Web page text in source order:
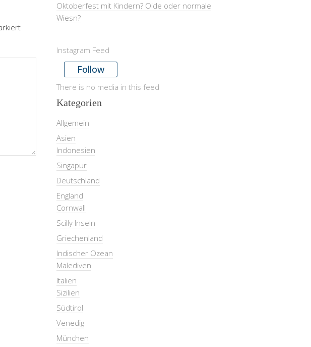
Oktoberfest mit Kindern? Oide oder normale
Wiesn?
Instagram Feed
Follow
There is no media in this feed
Kategorien
Allgemein
Asien
Indonesien
Singapur
Deutschland
England
Cornwall
Scilly Inseln
Griechenland
Indischer Ozean
Malediven
Italien
Sizilien
Südtirol
Venedig
München